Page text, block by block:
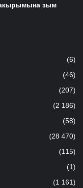
зым
(6)
(46)
(207)
(2 186)
(58)
(28 470)
(115)
(1)
(1 161)